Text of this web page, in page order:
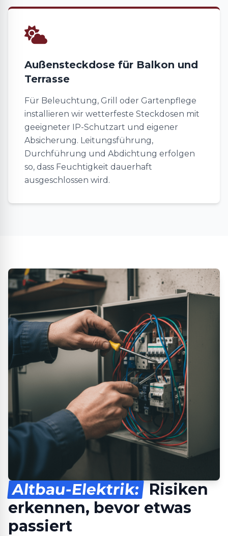
Außensteckdose für Balkon und
Terrasse
Für Beleuchtung, Grill oder Gartenpflege
installieren wir wetterfeste Steckdosen mit
geeigneter IP-Schutzart und eigener
Absicherung. Leitungsführung,
Durchführung und Abdichtung erfolgen
so, dass Feuchtigkeit dauerhaft
ausgeschlossen wird.
Altbau-Elektrik: Risiken
erkennen, bevor etwas
passiert